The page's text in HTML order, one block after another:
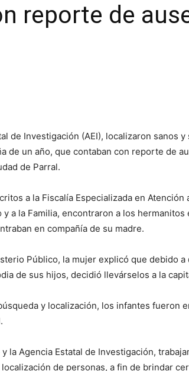
reporte de
de Investigación (AEI), localizaron sanos
de un año, que contaban con reporte de
de Parral.
a la Fiscalía Especializada en Atención
a la Familia, encontraron a los hermanitos
en compañía de su madre.
Público, la mujer explicó que debido a
de sus hijos, decidió llevárselos a la
y localización, los infantes fueron
la Agencia Estatal de Investigación,
de personas, a fin de brindar